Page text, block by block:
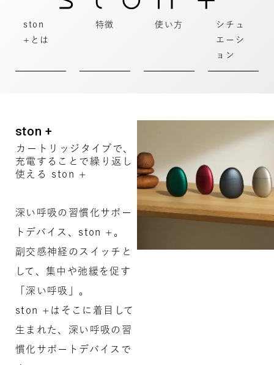
ston
+とは
特徴 使い方
シチュ
エーシ
ョン
ston +
カートリッジタイプで、
充電することで繰り返し
使える ston +
深い呼吸の習慣化サポー
トデバイス、ston +。
副交感神経のスイッチと
して、集中や弛緩を促す
「深い呼吸」。
ston +はそこに着目して
生まれた、深い呼吸の習
慣化サポートデバイスで